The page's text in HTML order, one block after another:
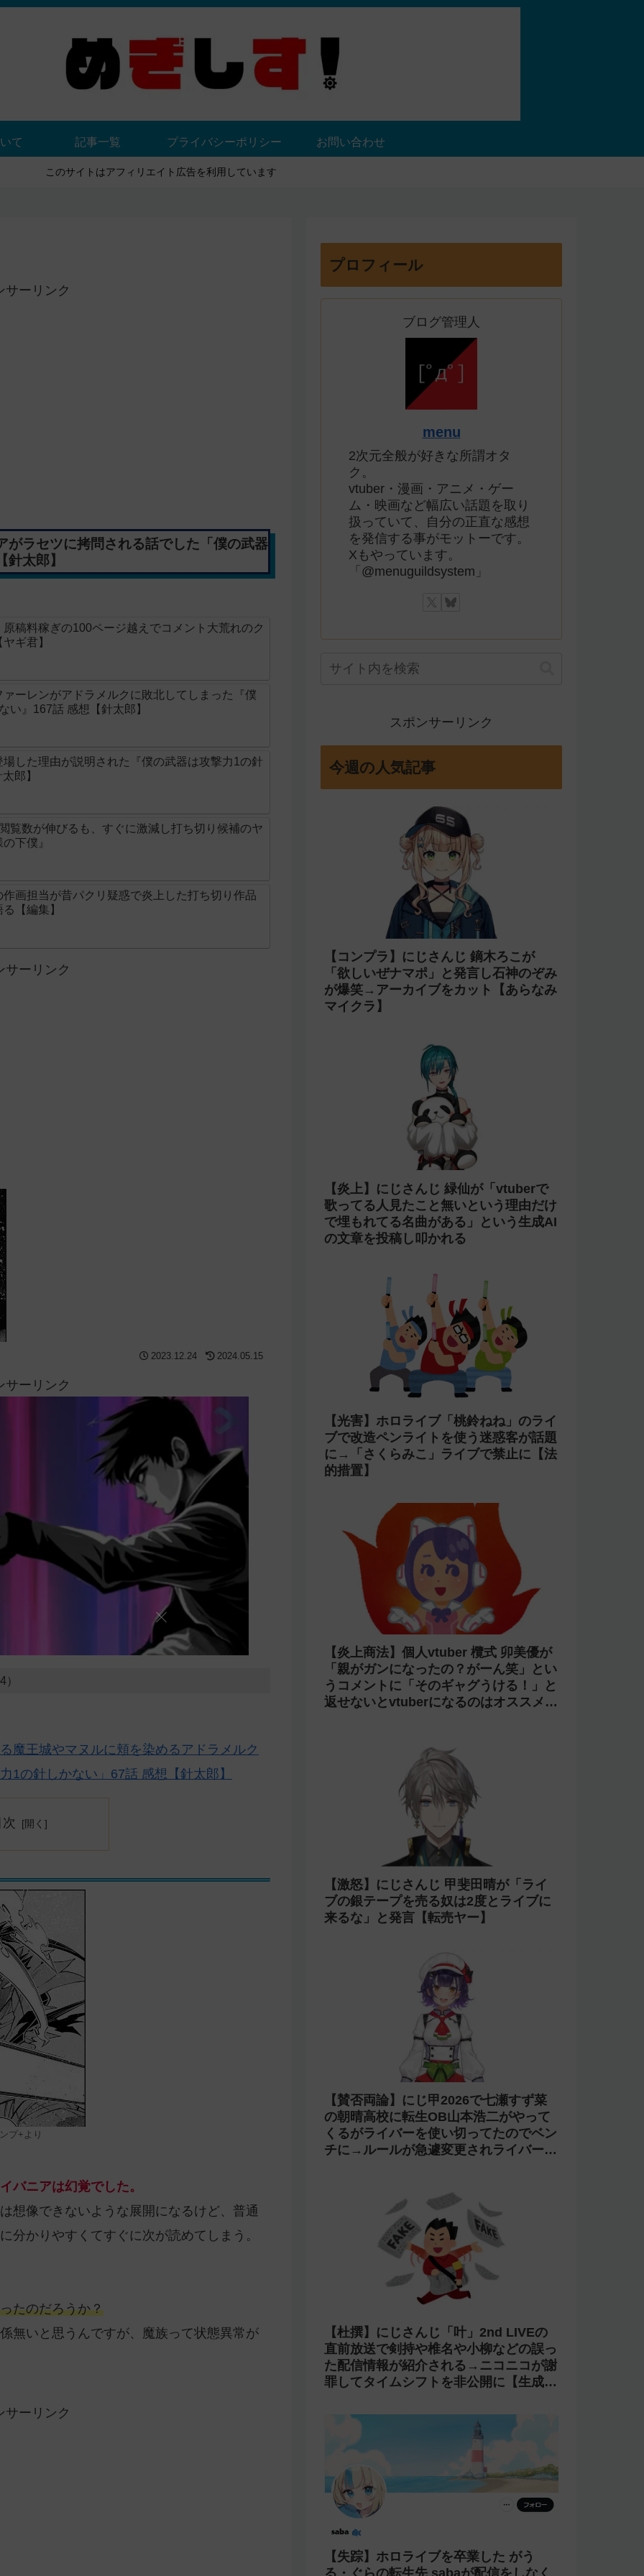
て 記事一覧 プライバシーポリシー お問い合わせ
このサイトはアフィリエイト広告を利用しています
サーリンク
がラセツに拷問される話でした「僕の武器
太郎】
稿料稼ぎの100ページ越えでコメント大荒れのク
ギ君】
ーレンがアドラメルクに敗北してしまった『僕
い』167話 感想【針太郎】
した理由が説明された『僕の武器は攻撃力1の針
郎】
覧数が伸びるも、すぐに激減し打ち切り候補のヤ
下僕』
画担当が昔パクリ疑惑で炎上した打ち切り作品
【編集】
サーリンク
2023.12.24 2024.05.15
サーリンク
魔王城やマヌルに頬を染めるアドラメルク
1の針しかない」67話 感想【針太郎】
プ+より
バニアは幻覚でした。
想像できないような展開になるけど、普通
分かりやすくてすぐに次が読めてしまう。
たのだろうか？
無いと思うんですが、魔族って状態異常が
サーリンク
プロフィール
ブログ管理人
menu
2次元全般が好きな所謂オタ
ク。
vtuber・漫画・アニメ・ゲー
ム・映画など幅広い話題を取り
扱っていて、自分の正直な感想
を発信する事がモットーです。
Xもやっています。
「@menuguildsystem」
スポンサーリンク
今週の人気記事
【コンプラ】にじさんじ 鏑木ろこが
「欲しいぜナマポ」と発言し石神のぞみ
が爆笑→アーカイブをカット【あらなみ
マイクラ】
【炎上】にじさんじ 緑仙が「vtuberで
歌ってる人見たこと無いという理由だけ
で埋もれてる名曲がある」という生成AI
の文章を投稿し叩かれる
【光害】ホロライブ「桃鈴ねね」のライ
ブで改造ペンライトを使う迷惑客が話題
に→「さくらみこ」ライブで禁止に【法
的措置】
【炎上商法】個人vtuber 欖式 卯美優が
「親がガンになったの？がーん笑」とい
うコメントに「そのギャグうける！」と
返せないとvtuberになるのはオススメし
【激怒】にじさんじ 甲斐田晴が「ライ
ブの銀テープを売る奴は2度とライブに
来るな」と発言【転売ヤー】
【賛否両論】にじ甲2026で七瀬すず菜
の朝晴高校に転生OB山本浩二がやって
くるがライバーを使い切ってたのでベン
チに→ルールが急遽変更されライバーの
【杜撰】にじさんじ「叶」2nd LIVEの
直前放送で剣持や椎名や小柳などの誤っ
た配信情報が紹介される→ニコニコが謝
罪してタイムシフトを非公開に【生成
【失踪】ホロライブを卒業した がう
る・ぐらの転生先 sabaが配信をしなく